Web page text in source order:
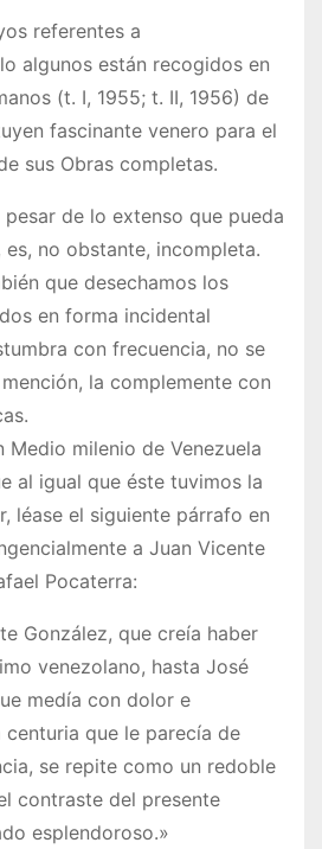
referentes a
algunos están recogidos en
(t. I, 1955; t. II, 1956) de
fascinante venero para el
sus Obras completas.
de lo extenso que pueda
es, no obstante, incompleta.
que desechamos los
en forma incidental
con frecuencia, no se
la complemente con
Medio milenio de Venezuela
al igual que éste tuvimos la
léase el siguiente párrafo en
a Juan Vicente
Pocaterra:
González, que creía haber
venezolano, hasta José
medía con dolor e
que le parecía de
se repite como un redoble
contraste del presente
esplendoroso.»